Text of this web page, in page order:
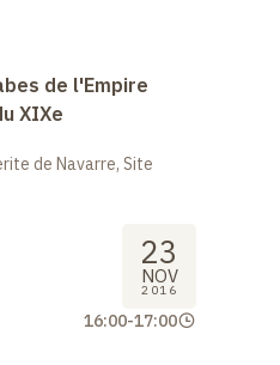
de l'Empire
XIXe
de Navarre, Site
23
NOV
2016
16:00-17:00